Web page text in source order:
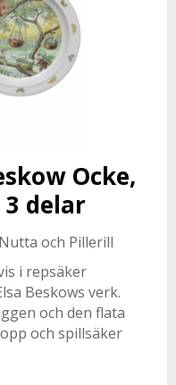
Ocke,
delar
och Pillerill
i repsäker
Beskows verk.
och den flata
och spillsäker